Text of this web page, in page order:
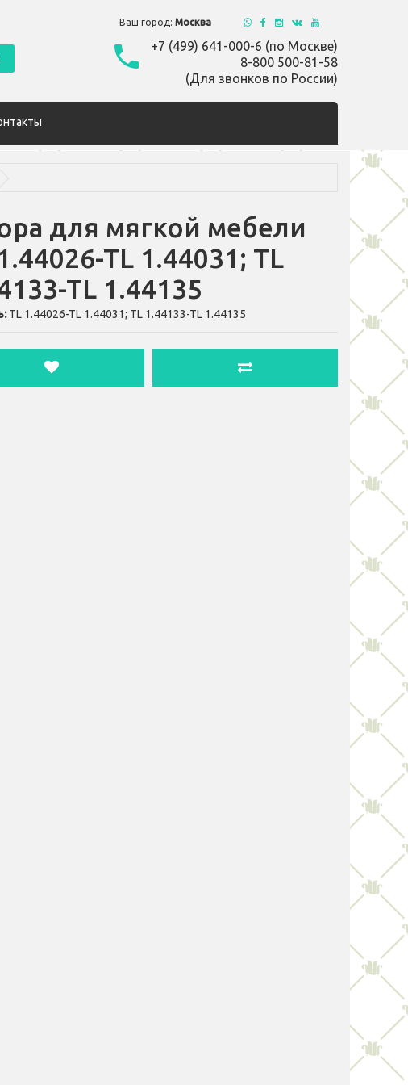
Ваш город: Москва
+7 (499) 641-000-6 (по Москве)
8-800 500-81-58
(Для звонков по России)
для мягкой мебели
TL 1.44031; TL
TL 1.44135
TL 1.44026-TL 1.44031; TL 1.44133-TL 1.44135